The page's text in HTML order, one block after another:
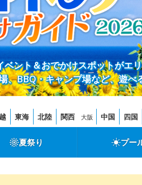
ント＆おでかけスポットがエ
、BBQ・キャンプ場など、遊べ
東海 北陸 関西 大阪 中国 四国
夏祭り プー